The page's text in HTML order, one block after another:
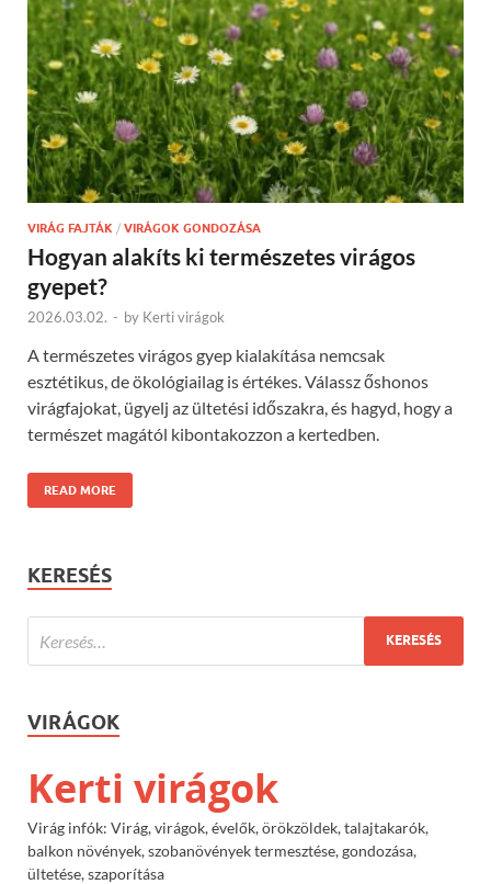
VIRÁG FAJTÁK / VIRÁGOK GONDOZÁSA
Hogyan alakíts ki természetes virágos
gyepet?
2026.03.02. - by Kerti virágok
A természetes virágos gyep kialakítása nemcsak
esztétikus, de ökológiailag is értékes. Válassz őshonos
virágfajokat, ügyelj az ültetési időszakra, és hagyd, hogy a
természet magától kibontakozzon a kertedben.
READ MORE
KERESÉS
VIRÁGOK
Kerti virágok
Virág infók: Virág, virágok, évelők, örökzöldek, talajtakarók,
balkon növények, szobanövények termesztése, gondozása,
ültetése, szaporítása